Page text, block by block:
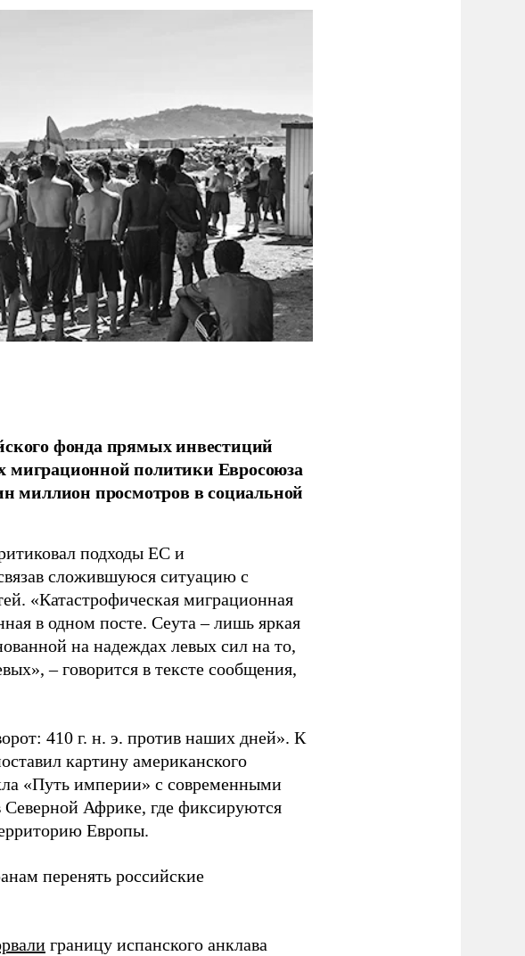
фонда прямых инвестиций
политики Евросоюза
миллион просмотров в социальной
подходы ЕС и
сложившуюся ситуацию с
«Катастрофическая миграционная
в одном посте. Сеута – лишь яркая
на надеждах левых сил на то,
– говорится в тексте сообщения,
410 г. н. э. против наших дней». К
картину американского
«Путь империи» с современными
Северной Африке, где фиксируются
Европы.
перенять российские
границу испанского анклава